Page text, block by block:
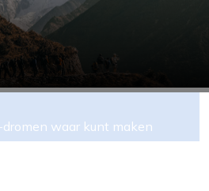
waar kunt maken